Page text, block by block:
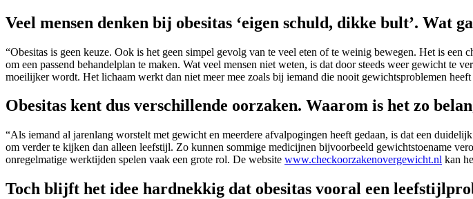
Veel mensen denken bij obesitas ‘eigen schuld, dikke bult’. Wat
“Obesitas is geen keuze. Ook is het geen simpel gevolg van te veel eten of te weinig bewegen. Het is
om een passend behandelplan te maken. Wat veel mensen niet weten, is dat door steeds weer gewicht te
moeilijker wordt. Het lichaam werkt dan niet meer mee zoals bij iemand die nooit gewichtsproblemen heeft
Obesitas kent dus verschillende oorzaken. Waarom is het zo
“Als iemand al jarenlang worstelt met gewicht en meerdere afvalpogingen heeft gedaan, is dat een
om verder te kijken dan alleen leefstijl. Zo kunnen sommige medicijnen bijvoorbeeld gewichtstoename
onregelmatige werktijden spelen vaak een grote rol. De website www.checkoorzakenovergewicht.nl kan
Toch blijft het idee hardnekkig dat obesitas vooral een